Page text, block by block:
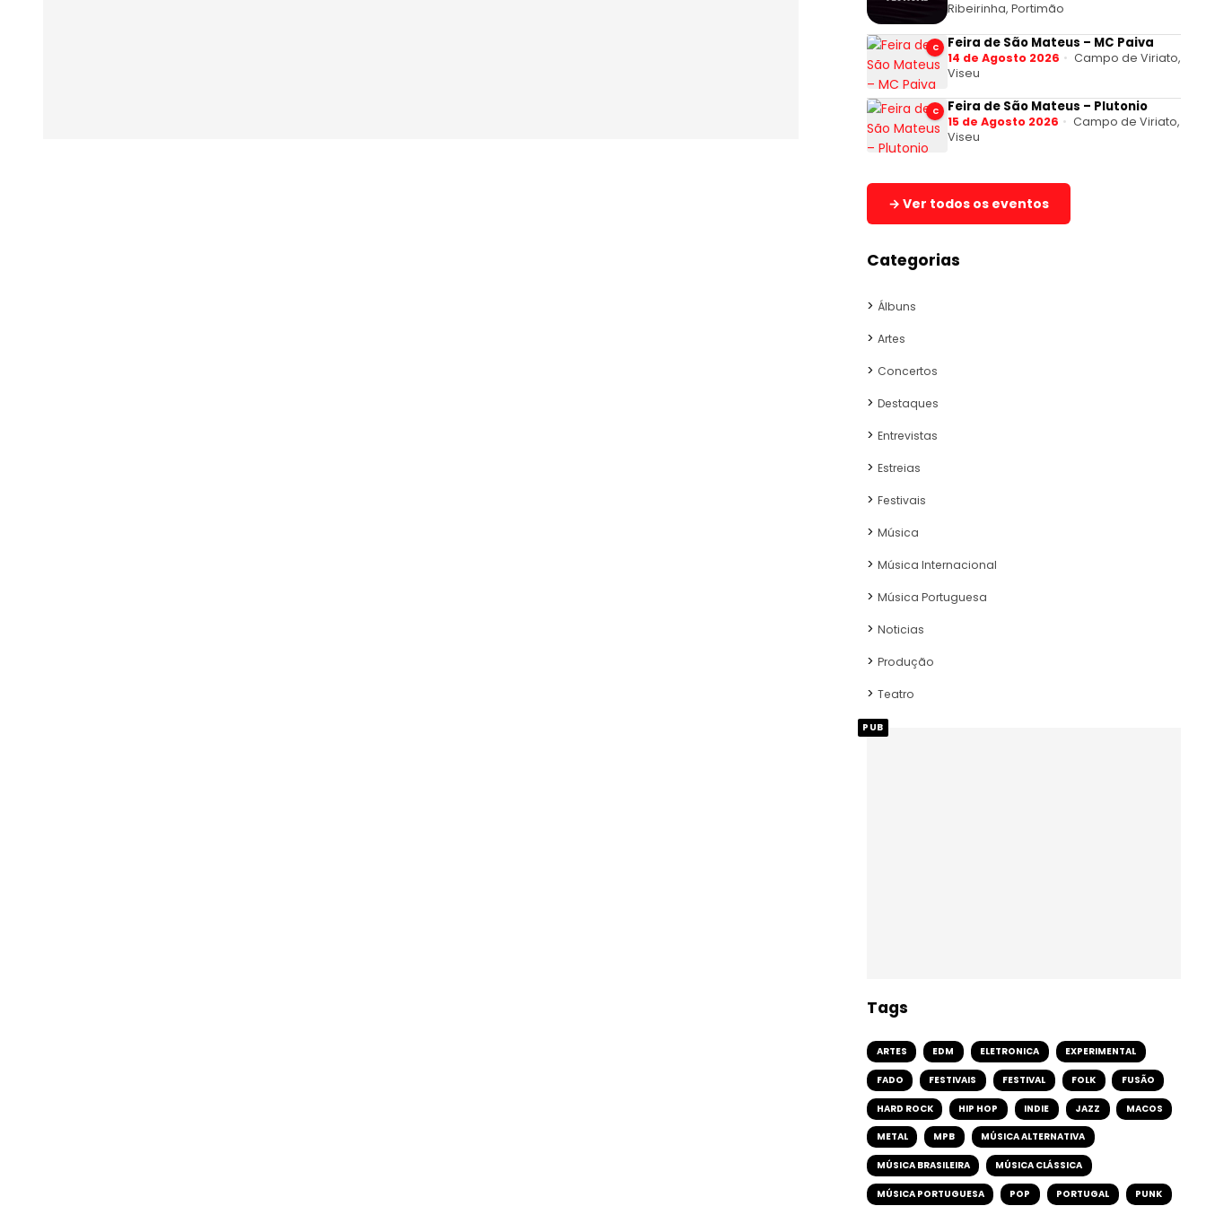
Ribeirinha, Portimão
C Feira de São Mateus – MC Paiva
14 de Agosto 2026
Campo de Viriato,
Viseu
C Feira de São Mateus – Plutonio
15 de Agosto 2026
Campo de Viriato,
Viseu
→ Ver todos os eventos
Categorias
Álbuns
Artes
Concertos
Destaques
Entrevistas
Estreias
Festivais
Música
Música Internacional
Música Portuguesa
Noticias
Produção
Teatro
PUB
Tags
ARTES EDM ELETRONICA EXPERIMENTAL
FADO FESTIVAIS FESTIVAL FOLK FUSÃO
HARD ROCK HIP HOP INDIE JAZZ MACOS
METAL MPB MÚSICA ALTERNATIVA
MÚSICA BRASILEIRA MÚSICA CLÁSSICA
MÚSICA PORTUGUESA POP PORTUGAL PUNK